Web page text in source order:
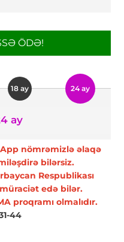
ÖDƏ!
18 ay 24 ay
ay
nömrəmizlə əlaqə
bilərsiz.
Respublikası
edə bilər.
proqramı olmalıdır.
44